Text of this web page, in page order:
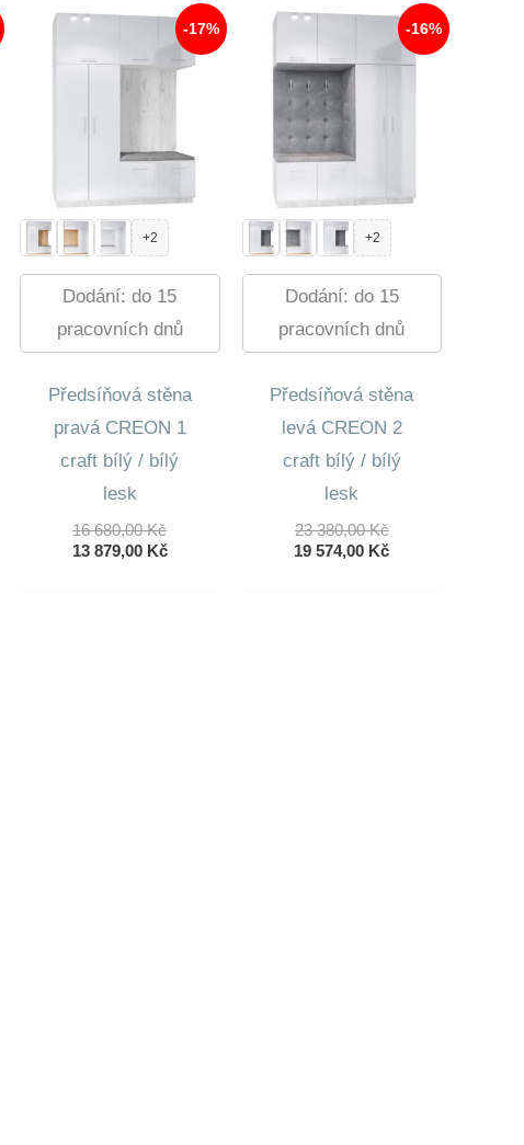
-17%
+2
Dodání: do 15
pracovních dnů
Předsíňová stěna
pravá CREON 1
craft bílý / bílý
lesk
16 680,00KčPůvodní
Cena
13 879,00 KčAktuální
-16%
+2
Dodání: do 15
pracovních dnů
Předsíňová stěna
levá CREON 2
craft bílý / bílý
lesk
23 380,00KčPůvodní
Cena
19 574,00 KčAktuální